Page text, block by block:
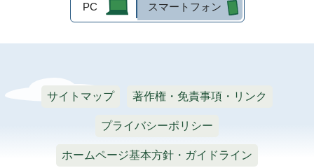
PC スマートフォン
サイトマップ 著作権・免責事項・リンク
プライバシーポリシー
ホームページ基本方針・ガイドライン